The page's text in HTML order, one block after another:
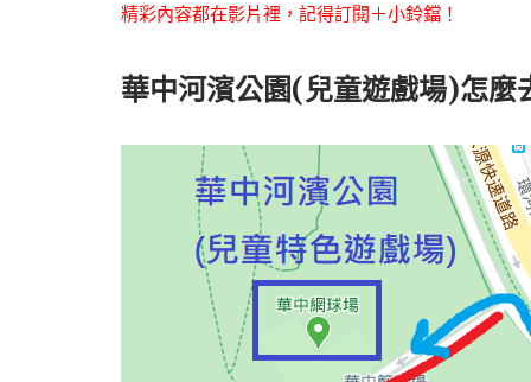
精彩內容都在影片裡，記得訂閱＋小鈴鐺！
華中河濱公園(兒童遊戲場)怎麼